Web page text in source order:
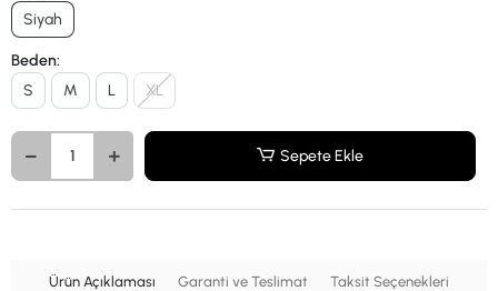
Siyah
Beden:
S
M L XL
Sepete Ekle
Ürün Açıklaması Garanti ve Teslimat Taksit Seçenekleri